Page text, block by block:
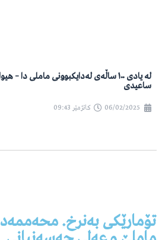
لە یادی ١٠٠ ساڵەی لەدایکبوونی ماملی دا –
ساعیدی
06/02/2025 کاتژمێر 09:43
تۆمارێکی بەنرخ.